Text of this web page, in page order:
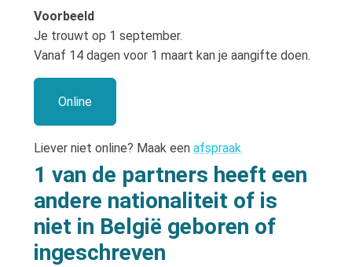
Voorbeeld
Je trouwt op 1 september.
Vanaf 14 dagen voor 1 maart kan je aangifte doen.
Online
Liever niet online? Maak een afspraak
1 van de partners heeft een
andere nationaliteit of is
niet in België geboren of
ingeschreven